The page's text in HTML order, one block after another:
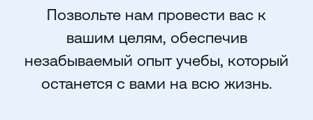
Позвольте нам провести вас к
вашим целям, обеспечив
незабываемый опыт учебы, который
останется с вами на всю жизнь.